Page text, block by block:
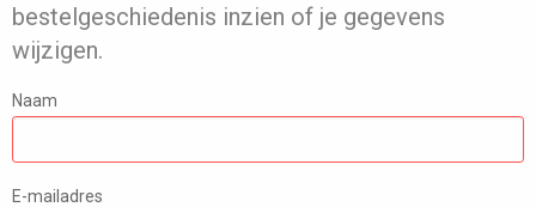
bestelgeschiedenis inzien of je gegevens
wijzigen.
Naam
E-mailadres